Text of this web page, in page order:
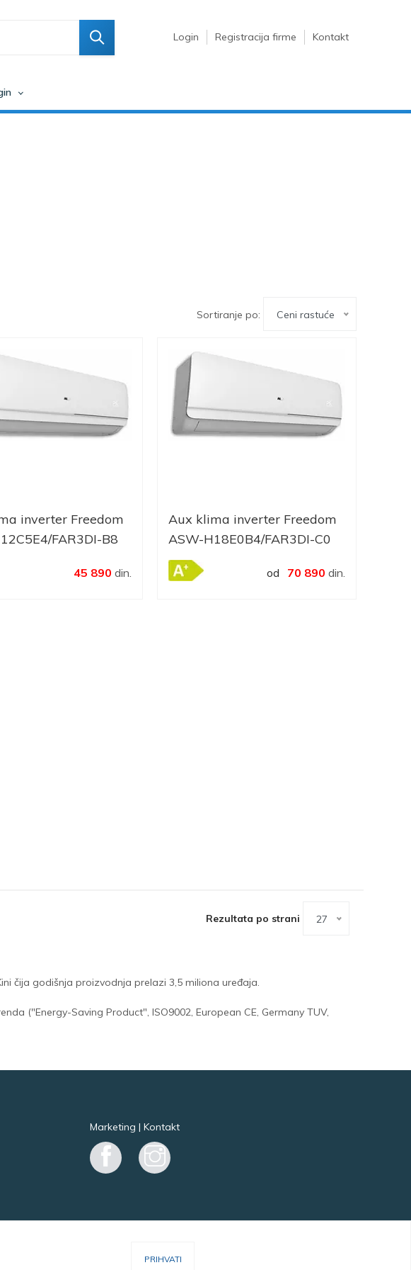
Login Registracija firme Kontakt
Sortiranje po: Ceni rastuće
inverter Freedom
FAR3DI-B8
45 890 din.
Aux klima inverter Freedom
ASW-H18E0B4/FAR3DI-C0
od 70 890 din.
Rezultata po strani 27
čija godišnja proizvodnja prelazi 3,5 miliona uređaja.
("Energy-Saving Product", ISO9002, European CE, Germany TUV,
PRIHVATI
Marketing |Kontakt
FacebookInstagram